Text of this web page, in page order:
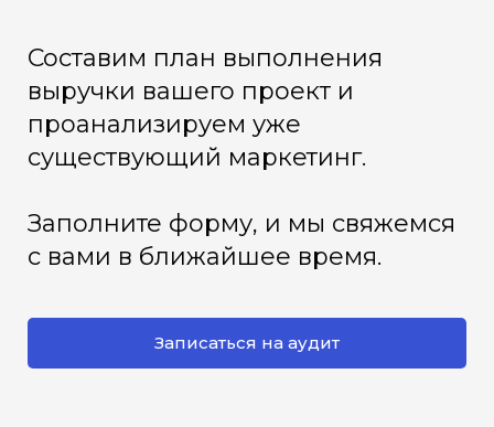
Составим план выполнения
выручки вашего проект и
проанализируем уже
существующий маркетинг.
Заполните форму, и мы свяжемся
с вами в ближайшее время.
Записаться на аудит